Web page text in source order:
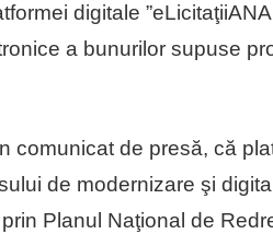
digitale
a bunurilor supuse
comunicat de presă, că
de modernizare şi
Planul Naţional de